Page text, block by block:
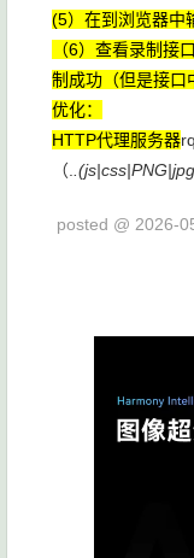
(5）在到浏览器中
（6）查看录制接
制成功（但是接口
优化：
HTTP代理服务器
（.
posted @ 2026-